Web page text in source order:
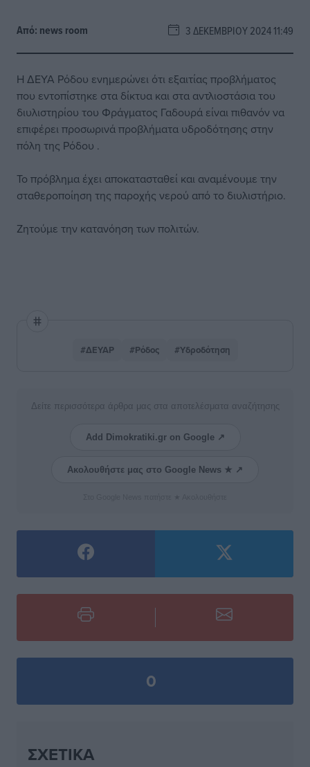
Από: news room 3 ΔΕΚΕΜΒΡΊΟΥ 2024 11:49
H ΔΕΥΑ Ρόδου ενημερώνει ότι εξαιτίας προβλήματος
που εντοπίστηκε στα δίκτυα και στα αντλιοστάσια του
διυλιστηρίου του Φράγματος Γαδουρά είναι πιθανόν να
επιφέρει προσωρινά προβλήματα υδροδότησης στην
πόλη της Ρόδου .
Το πρόβλημα έχει αποκατασταθεί και αναμένουμε την
σταθεροποίηση της παροχής νερού από το διυλιστήριο.
Ζητούμε την κατανόηση των πολιτών.
#ΔΕΥΑΡ #Ρόδος #Υδροδότηση
Δείτε περισσότερα άρθρα μας στα αποτελέσματα αναζήτησης
Add Dimokratiki.gr on Google ↗
Ακολουθήστε μας στο Google News ★ ↗
0
ΣΧΕΤΙΚΆ